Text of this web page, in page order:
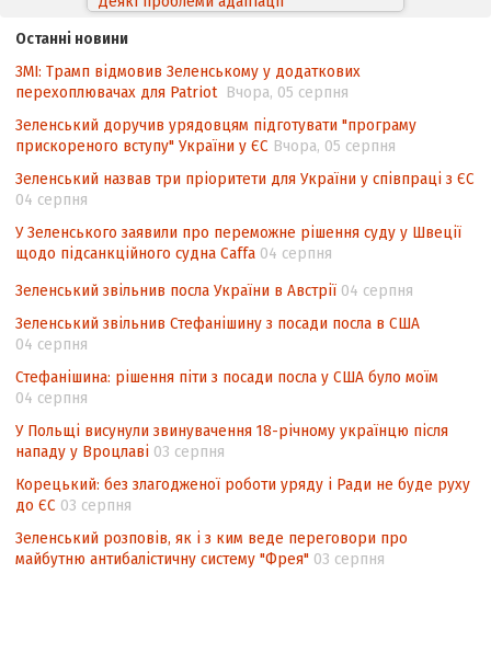
Угоди про торговельні аспекти прав
інтелектуальної власності (TRIPS) у
контексті євроінтеграції
Аналіз виборчого законодавства щодо
невизначеності механізму повторного
підрахунку голосів виборців
Інформаційна безпека суспільства
Останні новини
ЗМІ: Трамп відмовив Зеленському у додаткових
перехоплювачах для Patriot Вчора, 05 серпня
Зеленський доручив урядовцям підготувати "програму
прискореного вступу" України у ЄС Вчора, 05 серпня
Зеленський назвав три пріоритети для України у співпраці з ЄС
04 серпня
У Зеленського заявили про переможне рішення суду у Швеції
щодо підсанкційного судна Caffa 04 серпня
Зеленський звільнив посла України в Австрії 04 серпня
Зеленський звільнив Стефанішину з посади посла в США
04 серпня
Стефанішина: рішення піти з посади посла у США було моїм
04 серпня
У Польщі висунули звинувачення 18-річному українцю після
нападу у Вроцлаві 03 серпня
Корецький: без злагодженої роботи уряду і Ради не буде руху
до ЄС 03 серпня
Зеленський розповів, як і з ким веде переговори про
майбутню антибалістичну систему "Фрея" 03 серпня